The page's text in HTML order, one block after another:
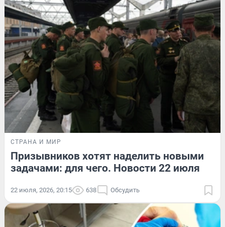
СТРАНА И МИР
Призывников хотят наделить новыми
задачами: для чего. Новости 22 июля
22 июля, 2026, 20:15 638 Обсудить